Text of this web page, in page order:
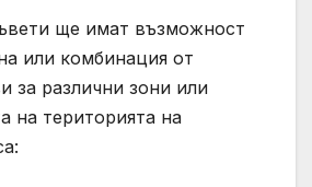
ще имат възможност
или комбинация от
за различни зони или
на територията на